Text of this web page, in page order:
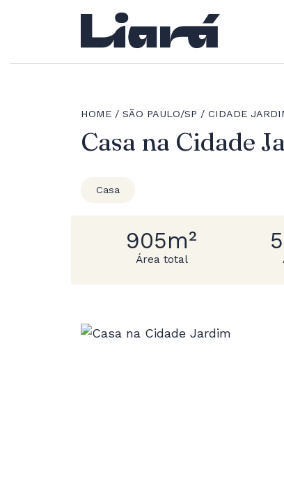
HOME SÃO PAULO/SP CIDADE
Casa na Cidade
Casa
905m²
Área total